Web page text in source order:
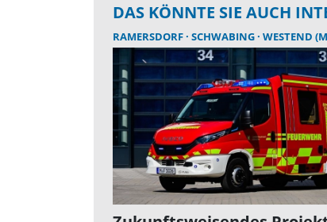
DAS KÖNNTE SIE AUCH
RAMERSDORF SCHWABING WESTEND